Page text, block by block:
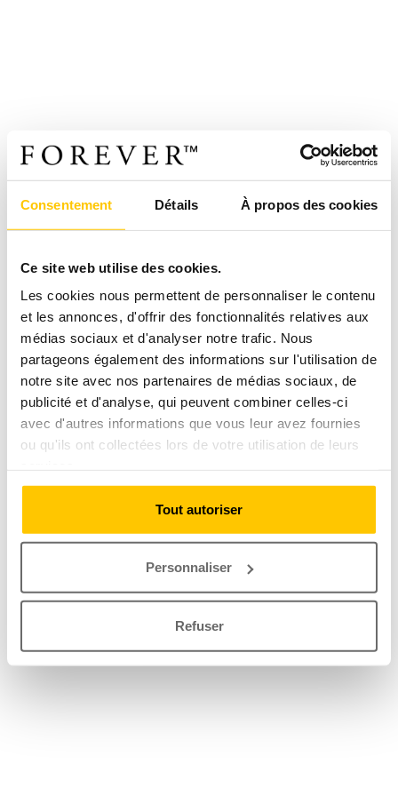
Consentement Détails À propos des cookies
Ce site web utilise des cookies.
Les cookies nous permettent de personnaliser le contenu
et les annonces, d'offrir des fonctionnalités relatives aux
médias sociaux et d'analyser notre trafic. Nous
partageons également des informations sur l'utilisation de
notre site avec nos partenaires de médias sociaux, de
publicité et d'analyse, qui peuvent combiner celles-ci
avec d'autres informations que vous leur avez fournies
ou qu'ils ont collectées lors de votre utilisation de leurs
Tout autoriser
Personnaliser
Refuser